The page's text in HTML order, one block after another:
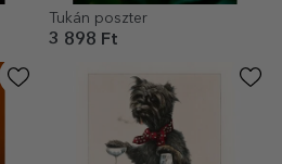
Tukán poszter
3 898 Ft